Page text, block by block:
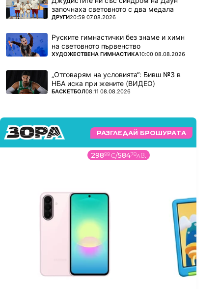
започнаха световното с два медала
ПОВЕЧЕ ОТ
ДРУГИ20:59 07.08.2026
Руските гимнастички без знаме и химн
на световното първенство
ПОВЕЧЕ ОТ
ХУДОЖЕСТВЕНА ГИМНАСТИКА10:00 08.08.2026
„Отговарям на условията“: Бивш №3 в
НБА иска при жените (ВИДЕО)
ПОВЕЧЕ ОТ
БАСКЕТБОЛ08:11 08.08.2026
РАЗГЛЕДАЙ БРОШУРАТА
14899€/2914лв.